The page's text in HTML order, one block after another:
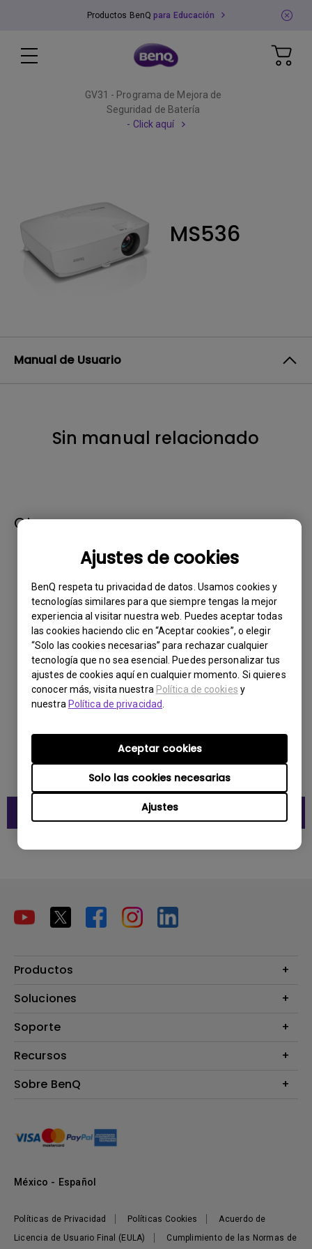
Ajustes de cookies
BenQ respeta tu privacidad de datos. Usamos cookies y
tecnologías similares para que siempre tengas la mejor
experiencia al visitar nuestra web. Puedes aceptar todas
las cookies haciendo clic en “Aceptar cookies”, o elegir
“Solo las cookies necesarias” para rechazar cualquier
tecnología que no sea esencial. Puedes personalizar tus
ajustes de cookies aquí en cualquier momento. Si quieres
conocer más, visita nuestra Política de cookies y
nuestra Política de privacidad
Ajustes
Solo las cookies necesarias
Aceptar cookies
Productos BenQ para Educación
GV31 - Programa de Mejora de
Seguridad de Batería
- Click aquí
MS536
Manual de Usuario
Sin manual relacionado
Otros:
Ficha Técnica
MS536
Ficha técnica del producto MS536
Descarga
Productos
Proyectores
Señalización Digital
Presentaciones Inalámbricas
Soluciones
B2B
Soporte
Preguntas Frecuentes
Términos y Condiciones
Recursos
Calculadora de Distancia (Proyectores)
Sobre BenQ
Sustentabilidad
Políticas de Privacidad Políticas Cookies
Acuerdo de
Licencia de Usuario Final (EULA)
Cumplimiento de las Normas de
México - Español